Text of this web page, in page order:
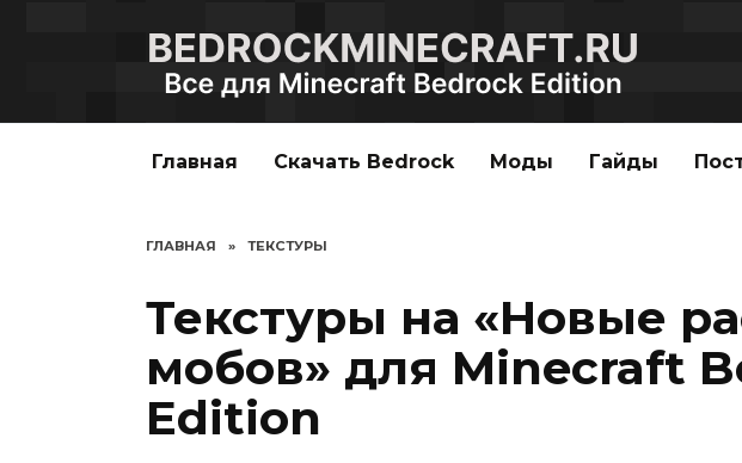
Главная Скачать Bedrock Моды Гайды
ГЛАВНАЯ » ТЕКСТУРЫ
Текстуры на «Новые
мобов» для Minecraft
Edition